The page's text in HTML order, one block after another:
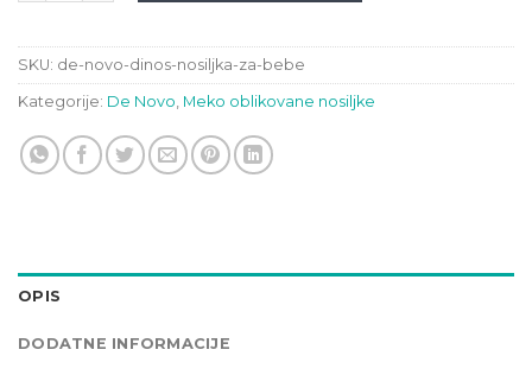
SKU: de-novo-dinos-nosiljka-za-bebe
Kategorije: De Novo, Meko oblikovane nosiljke
OPIS
DODATNE INFORMACIJE